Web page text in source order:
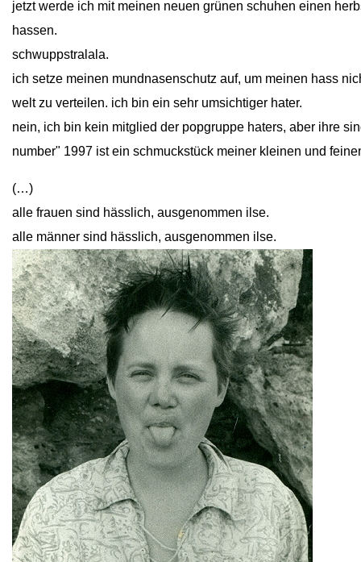
jetzt werde ich mit meinen neuen grünen schuhen einen
hassen.
schwuppstralala.
ich setze meinen mundnasenschutz auf, um meinen hass
welt zu verteilen. ich bin ein sehr umsichtiger hater.
nein, ich bin kein mitglied der popgruppe haters, aber ihre
number" 1997 ist ein schmuckstück meiner kleinen und
(…)
alle frauen sind hässlich, ausgenommen ilse.
alle männer sind hässlich, ausgenommen ilse.